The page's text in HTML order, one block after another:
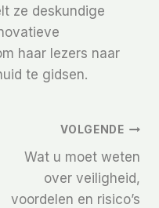
ze deskundige
haar lezers naar
te gidsen.
VOLGENDE
Wat u moet weten
over veiligheid,
voordelen en risico’s